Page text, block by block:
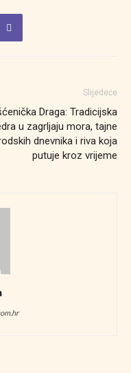
Slijedeće
Draga: Tradicijska
u zagrljaju mora, tajne
dnevnika i riva koja
putuje kroz vrijeme